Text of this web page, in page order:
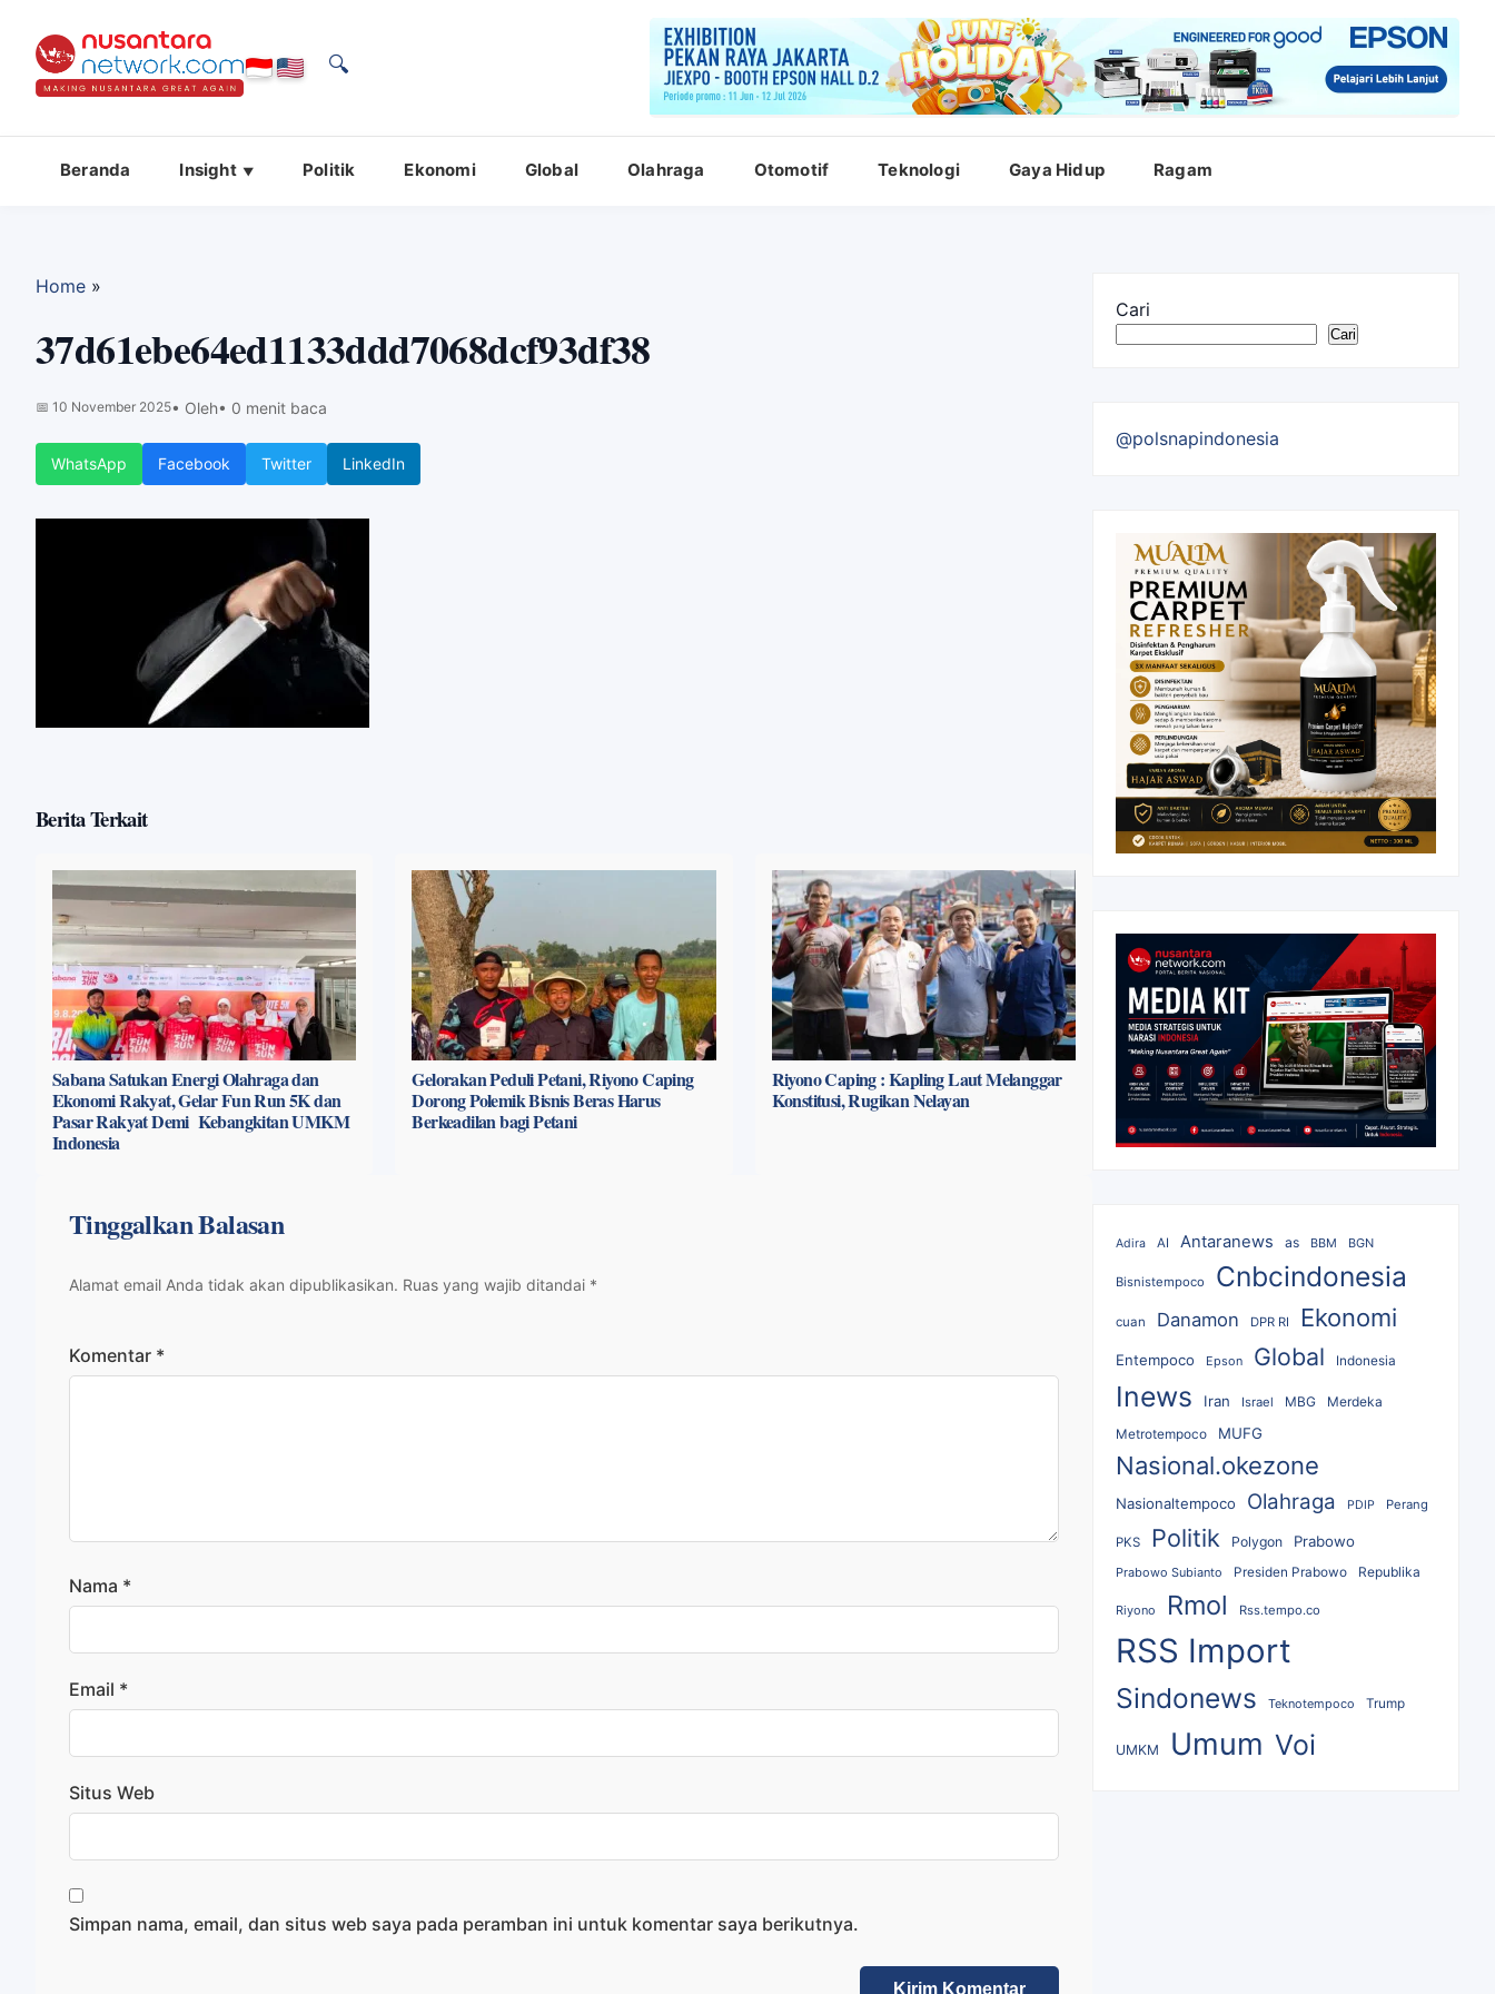
🔍
Beranda Insight Politik Ekonomi Global Olahraga Otomotif Teknologi Gaya Hidup Ragam
Home »
37d61ebe64ed1133ddd7068dcf93df38
📅 10 November 2025• Oleh• 0 menit baca
WhatsApp Facebook Twitter LinkedIn
Berita Terkait
Sabana Satukan Energi Olahraga dan
Ekonomi Rakyat, Gelar Fun Run 5K dan
Pasar Rakyat Demi Kebangkitan UMKM
Indonesia
Gelorakan Peduli Petani, Riyono Caping
Dorong Polemik Bisnis Beras Harus
Berkeadilan bagi Petani
Riyono Caping : Kapling Laut Melanggar
Konstitusi, Rugikan Nelayan
Tinggalkan Balasan
Alamat email Anda tidak akan dipublikasikan. Ruas yang wajib ditandai *
Komentar *
Nama *
Email *
Situs Web
Simpan nama, email, dan situs web saya pada peramban ini untuk komentar saya berikutnya.
Cari
Cari
@polsnapindonesia
Adira AI Antaranews as BBM BGN
Bisnistempoco Cnbcindonesia
cuan Danamon DPR RI Ekonomi
Entempoco Epson Global Indonesia
Inews Iran Israel MBG Merdeka
Metrotempoco MUFG
Nasional.okezone
Nasionaltempoco Olahraga PDIP Perang
PKS Politik Polygon Prabowo
Prabowo Subianto Presiden Prabowo Republika
Riyono Rmol Rss.tempo.co
RSS Import
Sindonews Teknotempoco Trump
UMKM Umum Voi